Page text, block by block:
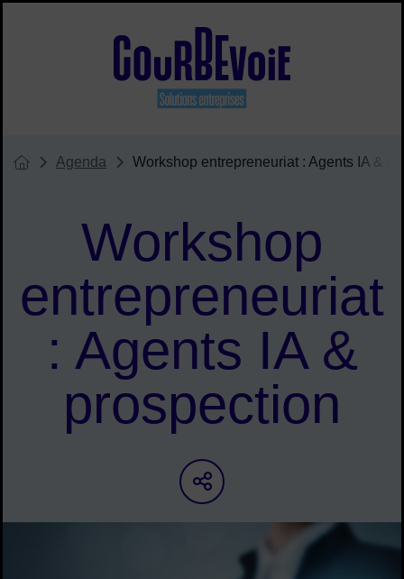
Site officiel de Courbevoie
Vous êtes ici :
Page d'accueil du site
Agenda Workshop entrepreneuriat : Agents IA &
Workshop
entrepreneuriat
: Agents IA &
prospection
Partager sur les